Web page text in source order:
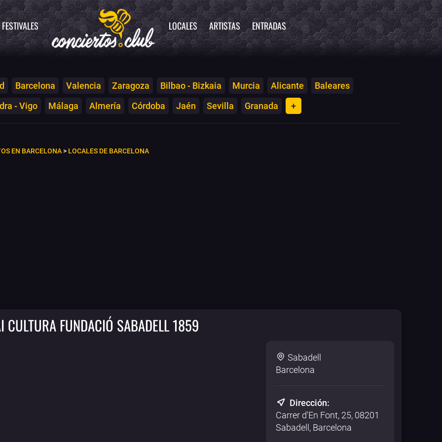
FESTIVALES LOCALES ARTISTAS ENTRADAS
Barcelona Valencia Zaragoza Bilbao - Bizkaia Murcia Alicante
Baleares
- Vigo
Málaga Almería Córdoba Jaén Sevilla Granada +
EN BARCELONA> LOCALES DE BARCELONA
CULTURA FUNDACIÓ SABADELL 1859
Sabadell
Barcelona
Dirección:
Carrer d'En Font, 25, 08201
Sabadell, Barcelona